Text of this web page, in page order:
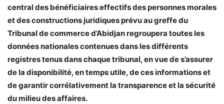
central des bénéficiaires effectifs des personnes morales
et des constructions juridiques prévu au greffe du
Tribunal de commerce d’Abidjan regroupera toutes les
données nationales contenues dans les différents
registres tenus dans chaque tribunal, en vue de s’assurer
de la disponibilité, en temps utile, de ces informations et
de garantir corrélativement la transparence et la sécurité
du milieu des affaires.